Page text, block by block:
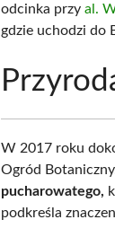
odcinka przyal.
gdzie uchodzi do
W 2017 roku
Ogród
pucharowatego,
podkreśla